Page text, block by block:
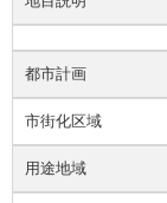
都市計画
市街化区域
用途地域